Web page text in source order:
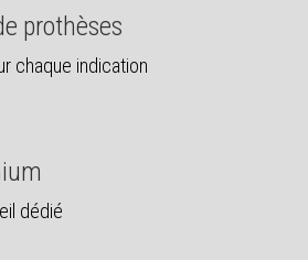
prothèses
chaque indication
dédié